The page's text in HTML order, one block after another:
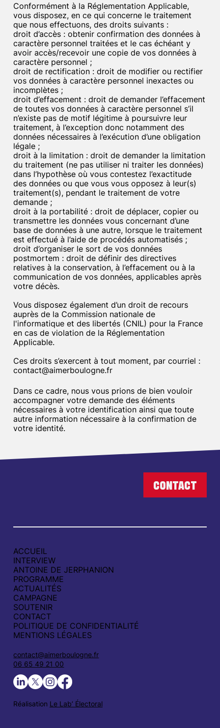
Conformément à la Réglementation Applicable,
vous disposez, en ce qui concerne le traitement
que nous effectuons, des droits suivants :
droit d’accès : obtenir confirmation des données à
caractère personnel traitées et le cas échéant y
avoir accès/recevoir une copie de vos données à
caractère personnel ;
droit de rectification : droit de modifier ou rectifier
vos données à caractère personnel inexactes ou
incomplètes ;
droit d’effacement : droit de demander l’effacement
de toutes vos données à caractère personnel s’il
n’existe pas de motif légitime à poursuivre leur
traitement, à l’exception donc notamment des
données nécessaires à l’exécution d’une obligation
légale ;
droit à la limitation : droit de demander la limitation
du traitement (ne pas utiliser ni traiter les données)
dans l’hypothèse où vous contestez l’exactitude
des données ou que vous vous opposez à leur(s)
traitement(s), pendant le traitement de votre
demande ;
droit à la portabilité : droit de déplacer, copier ou
transmettre les données vous concernant d’une
base de données à une autre, lorsque le traitement
est effectué à l’aide de procédés automatisés ;
droit d’organiser le sort de vos données
postmortem : droit de définir des directives
relatives à la conservation, à l’effacement ou à la
communication de vos données, applicables après
votre décès.
Vous disposez également d’un droit de recours
auprès de la Commission nationale de
l'informatique et des libertés (CNIL) pour la France
en cas de violation de la Réglementation
Applicable.
Ces droits s’exercent à tout moment, par courriel :
contact@aimerboulogne.fr
Dans ce cadre, nous vous prions de bien vouloir
accompagner votre demande des éléments
nécessaires à votre identification ainsi que toute
autre information nécessaire à la confirmation de
votre identité.
contact@aimerboulogne.fr
06 65 49 21 00
ACCUEIL
INTERVIEW
ANTOINE DE JERPHANION
PROGRAMME
ACTUALITÉS
CAMPAGNE
SOUTENIR
CONTACT
POLITIQUE DE CONFIDENTIALITÉ
MENTIONS LÉGALES
Réalisation Le Lab’ Électoral